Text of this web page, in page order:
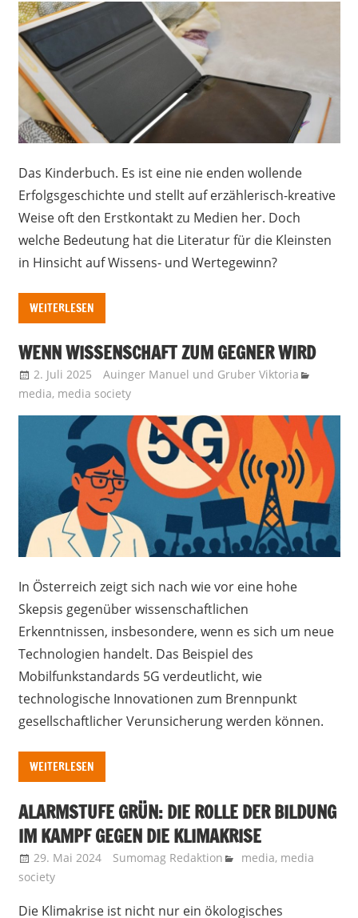
Das Kinderbuch. Es ist eine nie enden wollende
Erfolgsgeschichte und stellt auf erzählerisch-kreative
Weise oft den Erstkontakt zu Medien her. Doch
welche Bedeutung hat die Literatur für die Kleinsten
in Hinsicht auf Wissens- und Wertegewinn?
WEITERLESEN
WENN WISSENSCHAFT ZUM GEGNER WIRD
2. Juli 2025 Auinger Manuel und Gruber Viktoria
media, media society
In Österreich zeigt sich nach wie vor eine hohe
Skepsis gegenüber wissenschaftlichen
Erkenntnissen, insbesondere, wenn es sich um neue
Technologien handelt. Das Beispiel des
Mobilfunkstandards 5G verdeutlicht, wie
technologische Innovationen zum Brennpunkt
gesellschaftlicher Verunsicherung werden können.
WEITERLESEN
ALARMSTUFE GRÜN: DIE ROLLE DER BILDUNG
IM KAMPF GEGEN DIE KLIMAKRISE
29. Mai 2024 Sumomag Redaktion media, media
society
Die Klimakrise ist nicht nur ein ökologisches